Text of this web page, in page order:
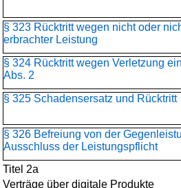
§ 323 Rücktritt wegen nicht oder
erbrachter Leistung
§ 324 Rücktritt wegen Verletzung
Abs. 2
§ 325 Schadensersatz und Rücktritt
§ 326 Befreiung von der
Ausschluss der Leistungspflicht
Titel 2a
Verträge über digitale Produkte